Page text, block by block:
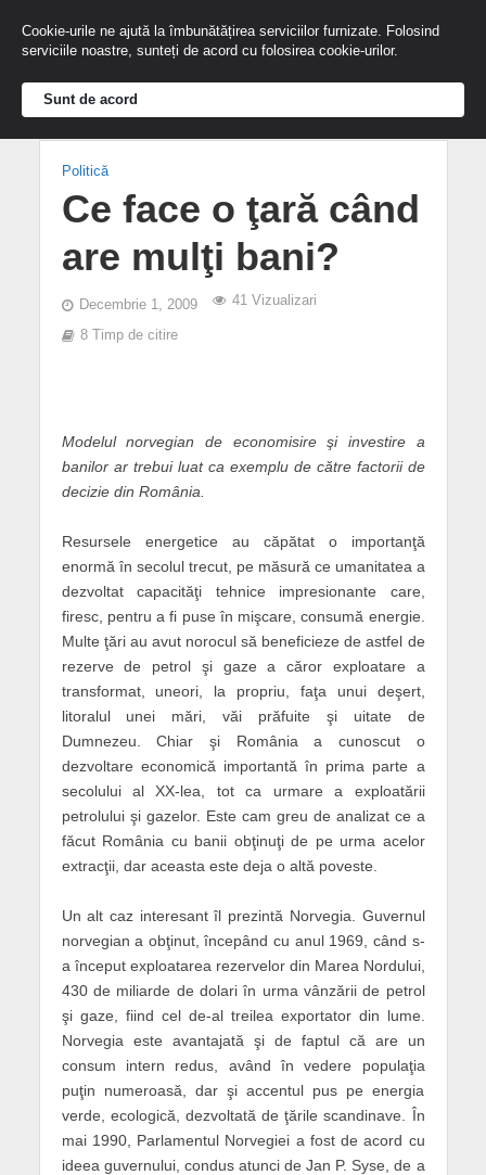
Politică
Ce face o ţară când
are mulţi bani?
Decembrie 1, 2009 41 Vizualizari
8 Timp de citire
Modelul norvegian de economisire şi investire a
banilor ar trebui luat ca exemplu de către factorii de
decizie din România.
Resursele energetice au căpătat o importanţă
enormă în secolul trecut, pe măsură ce umanitatea a
dezvoltat capacităţi tehnice impresionante care,
firesc, pentru a fi puse în mişcare, consumă energie.
Multe ţări au avut norocul să beneficieze de astfel de
rezerve de petrol şi gaze a căror exploatare a
transformat, uneori, la propriu, faţa unui deşert,
litoralul unei mări, văi prăfuite şi uitate de
Dumnezeu. Chiar şi România a cunoscut o
dezvoltare economică importantă în prima parte a
secolului al XX-lea, tot ca urmare a exploatării
petrolului şi gazelor. Este cam greu de analizat ce a
făcut România cu banii obţinuţi de pe urma acelor
extracţii, dar aceasta este deja o altă poveste.
Un alt caz interesant îl prezintă Norvegia. Guvernul
norvegian a obţinut, începând cu anul 1969, când s-
a început exploatarea rezervelor din Marea Nordului,
430 de miliarde de dolari în urma vânzării de petrol
şi gaze, fiind cel de-al treilea exportator din lume.
Norvegia este avantajată şi de faptul că are un
consum intern redus, având în vedere populaţia
puţin numeroasă, dar şi accentul pus pe energia
verde, ecologică, dezvoltată de ţările scandinave. În
mai 1990, Parlamentul Norvegiei a fost de acord cu
ideea guvernului, condus atunci de Jan P. Syse, de a
Cookie-urile ne ajută la îmbunătățirea serviciilor furnizate. Folosind
serviciile noastre, sunteți de acord cu folosirea cookie-urilor.
Sunt de acord